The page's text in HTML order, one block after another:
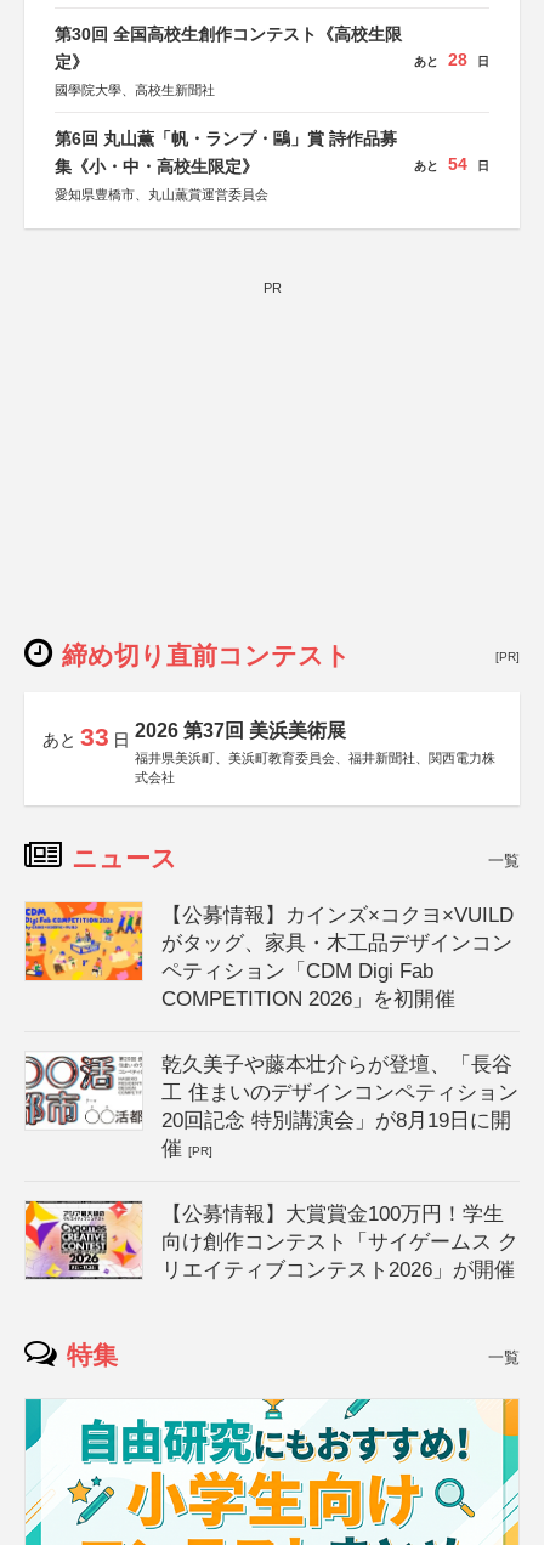
第30回 全国高校生創作コンテスト《高校生限
定》
國學院大學、高校生新聞社
あと 28 日
第6回 丸山薫「帆・ランプ・鷗」賞 詩作品募
集《小・中・高校生限定》
愛知県豊橋市、丸山薫賞運営委員会
あと 54 日
PR
締め切り直前コンテスト [PR]
あと 33 日 2026 第37回 美浜美術展
福井県美浜町、美浜町教育委員会、福井新聞社、関西電力株
式会社
ニュース 一覧
【公募情報】カインズ×コクヨ×VUILD
がタッグ、家具・木工品デザインコン
ペティション「CDM Digi Fab
COMPETITION 2026」を初開催
乾久美子や藤本壮介らが登壇、「長谷
工 住まいのデザインコンペティション
20回記念 特別講演会」が8月19日に開
催[PR]
【公募情報】大賞賞金100万円！学生
向け創作コンテスト「サイゲームス ク
リエイティブコンテスト2026」が開催
特集 一覧